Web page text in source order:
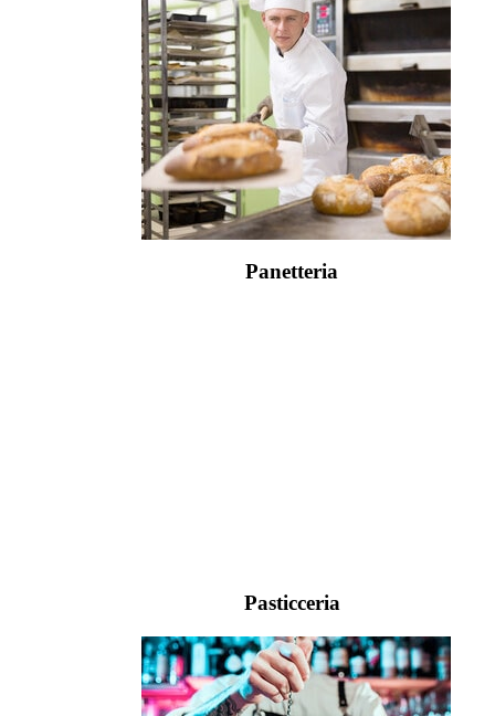
Panetteria
Pasticceria